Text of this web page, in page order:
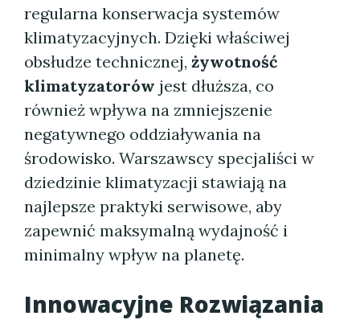
regularna konserwacja systemów
klimatyzacyjnych. Dzięki właściwej
obsłudze technicznej, żywotność
klimatyzatorów jest dłuższa, co
również wpływa na zmniejszenie
negatywnego oddziaływania na
środowisko. Warszawscy specjaliści w
dziedzinie klimatyzacji stawiają na
najlepsze praktyki serwisowe, aby
zapewnić maksymalną wydajność i
minimalny wpływ na planetę.
Innowacyjne Rozwiązania